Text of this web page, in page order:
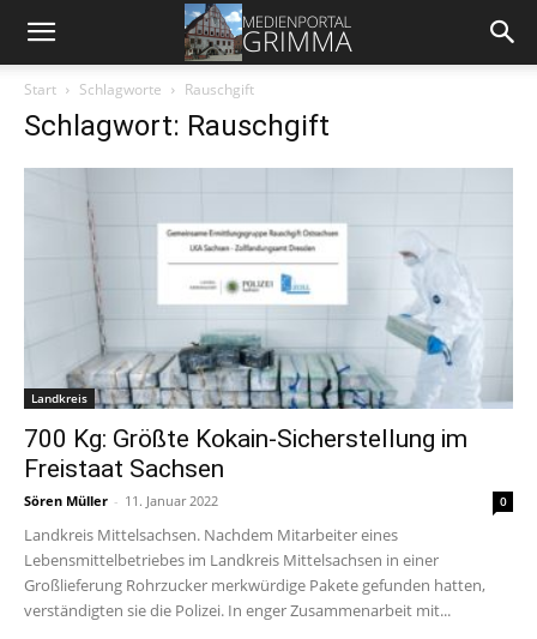
Start Schlagworte Rauschgift
Schlagwort: Rauschgift
Landkreis
700 Kg: Größte Kokain-Sicherstellung im
Freistaat Sachsen
Sören Müller - 11. Januar 2022 0
Landkreis Mittelsachsen. Nachdem Mitarbeiter eines
Lebensmittelbetriebes im Landkreis Mittelsachsen in einer
Großlieferung Rohrzucker merkwürdige Pakete gefunden hatten,
verständigten sie die Polizei. In enger Zusammenarbeit mit...